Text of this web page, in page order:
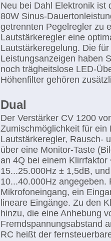
Neu bei Dahl Elektronik ist
80W Sinus-
getrennten Pegelregler zu
Lautstärkeregler eine
Lautstärkeregelung. Die
Leistungsanzeigen haben
noch trägheitslose LED-
Höhenfilter gehören
Dual
Der Verstärker CV 1200
Zumischmöglichkeit für
Lautstärkeregler, Rausch-
über eine Monitor-Taste
an 4Q bei einem
15...25.000Hz ± 1,5dB,
10...40.000Hz angegeben.
Mikrofoneingang, ein
lineare Eingänge. Zu den
hinzu, die eine Anhebung
Fremdspannungsabstand
RC heißt der